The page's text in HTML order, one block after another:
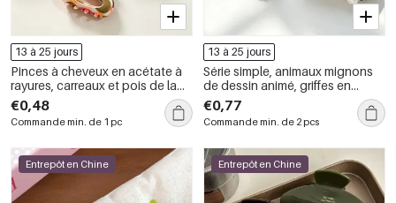
13 à 25 jours
Pinces à cheveux en acétate à
rayures, carreaux et pois de la
série Simple Daily
€0,48
Commande min. de 1 pc
13 à 25 jours
Série simple, animaux mignons
de dessin animé, griffes en
acétate pour cheveux
€0,77
Commande min. de 2 pcs
Entrepôt en Chine Entrepôt en Chine